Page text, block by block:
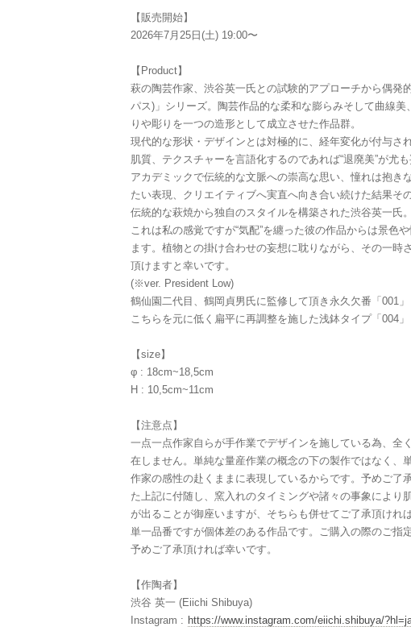
【販売開始】
2026年7月25日(土) 19:00〜
【Product】
萩の陶芸作家、渋谷英一氏との試験的アプローチから偶発
パス)」シリーズ。陶芸作品的な柔和な膨らみそして曲線美
りや彫りを一つの造形として成立させた作品群。
現代的な形状・デザインとは対極的に、経年変化が付与さ
肌質、テクスチャーを言語化するのであれば“退廃美”が尤も
アカデミックで伝統的な文脈への崇高な思い、憧れは抱き
たい表現、クリエイティブへ実直へ向き合い続けた結果その
伝統的な萩焼から独自のスタイルを構築された渋谷英一氏。
これは私の感覚ですが“気配”を纏った彼の作品からは景色
ます。植物との掛け合わせの妄想に耽りながら、その一時
頂けますと幸いです。
(※ver. President Low)
鶴仙園二代目、鶴岡貞男氏に監修して頂き永久欠番「001」
こちらを元に低く扁平に再調整を施した浅鉢タイプ「004」
【size】
φ : 18cm~18,5cm
H : 10,5cm~11cm
【注意点】
一点一点作家自らが手作業でデザインを施している為、全
在しません。単純な量産作業の概念の下の製作ではなく、
作家の感性の赴くままに表現しているからです。予めご了
た上記に付随し、窯入れのタイミングや諸々の事象により
が出ることが御座いますが、そちらも併せてご了承頂けれ
単一品番ですが個体差のある作品です。ご購入の際のご指
予めご了承頂ければ幸いです。
【作陶者】
渋谷 英一 (Eiichi Shibuya)
Instagram : https://www.instagram.com/eiichi.shibuya/